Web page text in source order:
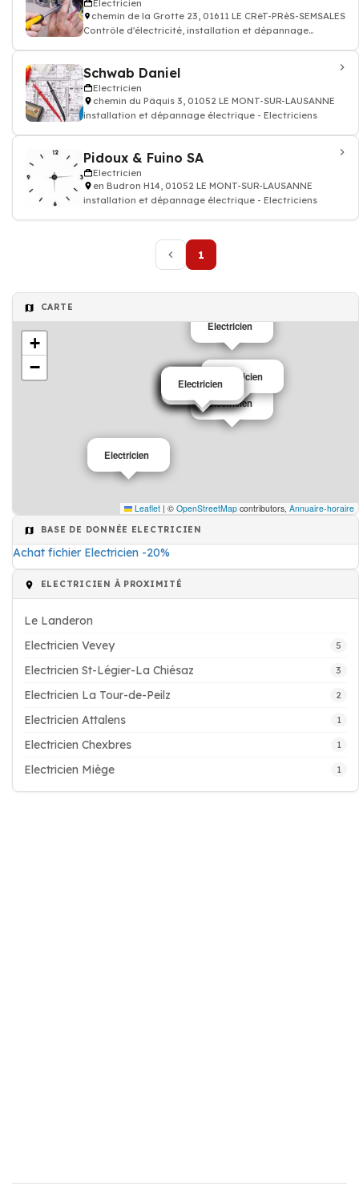
Electricien
chemin de la Grotte 23, 01611 LE CRêT-PRèS-SEMSALES
Contrôle d'électricité, installation et dépannage
Schwab Daniel
Electricien
chemin du Pâquis 3, 01052 LE MONT-SUR-LAUSANNE
installation et dépannage électrique - Electriciens
Pidoux & Fuino SA
Electricien
en Budron H14, 01052 LE MONT-SUR-LAUSANNE
installation et dépannage électrique - Electriciens
1
CARTE
Electricien
Electricien
Electricien
Electricien
Electricien
Electricien
Electricien
Electricien
Electricien
Electricien
Electricien
Electricien
+
−
Leaflet | © OpenStreetMap contributors, Annuaire-horaire
BASE DE DONNÉE ELECTRICIEN
Achat fichier Electricien -20%
ELECTRICIEN À PROXIMITÉ
Le Landeron
Electricien Vevey
5
Electricien St-Légier-La Chiésaz 3
Electricien La Tour-de-Peilz 2
Electricien Attalens 1
Electricien Chexbres 1
Electricien Miège 1